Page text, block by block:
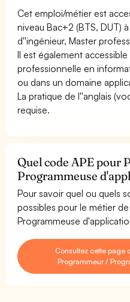
Cet emploi/métier est
niveau Bac+2 (BTS, DUT)
d''ingénieur, Master
Il est également
professionnelle en
ou dans un domaine
La pratique de l''anglais
requise.
Quel code APE pour
Programmeuse
Pour savoir quel ou quels
possibles pour le métier
Programmeuse
Consultez cette page
Programmeur /